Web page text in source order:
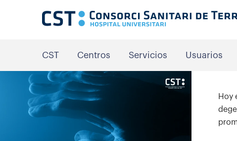
CST Centros Servicios Usuarios
Hoy